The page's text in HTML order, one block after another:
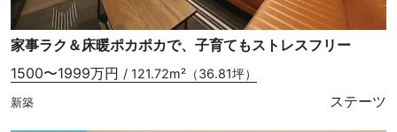
家事ラク＆床暖ポカポカで、子育てもストレスフリー
1500〜1999万円 / 121.72m²（36.81坪）
新築 ステーツ